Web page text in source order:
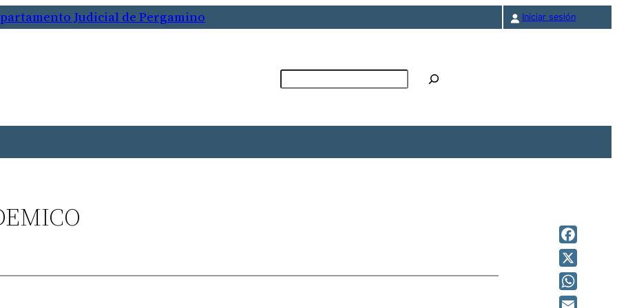
Judicial de Pergamino Iniciar sesión
Facebook
X